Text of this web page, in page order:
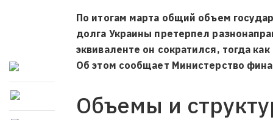
По итогам марта общий объем
долга Украины претерпел
эквиваленте он сократился, тогда
Об этом сообщает Министерство
Объемы и